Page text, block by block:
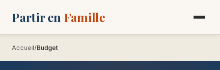
Partir en Famille
Accueil Budget